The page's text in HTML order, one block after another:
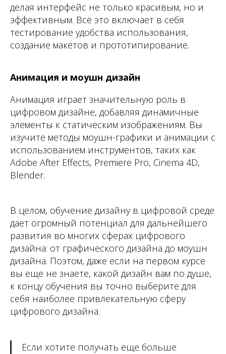
делая интерфейс не только красивым, но и
эффективным. Всё это включает в себя
тестирование удобства использования,
создание макетов и прототипирование.
Анимация и моушн дизайн
Анимация играет значительную роль в
цифровом дизайне, добавляя динамичные
элементы к статическим изображениям. Вы
изучите методы моушн-графики и анимации с
использованием инструментов, таких как
Adobe After Effects, Premiere Pro, Cinema 4D,
Blender.
В целом, обучение дизайну в цифровой среде
дает огромный потенциал для дальнейшего
развития во многих сферах цифрового
дизайна: от графического дизайна до моушн
дизайна. Поэтом, даже если на первом курсе
вы еще не знаете, какой дизайн вам по душе,
к концу обучения вы точно выберите для
себя наиболее привлекательную сферу
цифрового дизайна.
Если хотите получать еще больше